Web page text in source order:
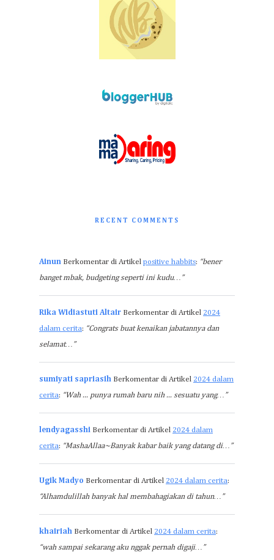
RECENT COMMENTS
Ainun Berkomentar di Artikel positive habbits: “bener
banget mbak, budgeting seperti ini kudu…”
Rika Widiastuti Altair Berkomentar di Artikel 2024
dalam cerita: “Congrats buat kenaikan jabatannya dan
selamat…”
sumiyati sapriasih Berkomentar di Artikel 2024 dalam
cerita: “Wah ... punya rumah baru nih ... sesuatu yang…”
lendyagasshi Berkomentar di Artikel 2024 dalam
cerita: “MashaAllaa~Banyak kabar baik yang datang di…”
Ugik Madyo Berkomentar di Artikel 2024 dalam cerita:
“Alhamdulillah banyak hal membahagiakan di tahun…”
khairiah Berkomentar di Artikel 2024 dalam cerita:
“wah sampai sekarang aku nggak pernah digaji…”